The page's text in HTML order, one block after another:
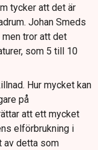
tycker att det är
Johan Smeds
tror att det
som 5 till 10
Hur mycket kan
på
att ett mycket
elförbrukning i
av detta som